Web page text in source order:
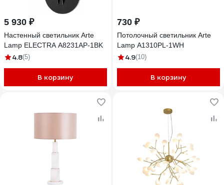
5 930 ₽
Настенный светильник Arte
Lamp ELECTRA A8231AP-1BK
4.8(5)
В корзину
730 ₽
Потолочный светильник Arte
Lamp A1310PL-1WH
4.9(10)
В корзину